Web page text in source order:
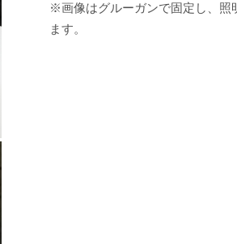
※画像はグルーガンで固定し、照
ます。